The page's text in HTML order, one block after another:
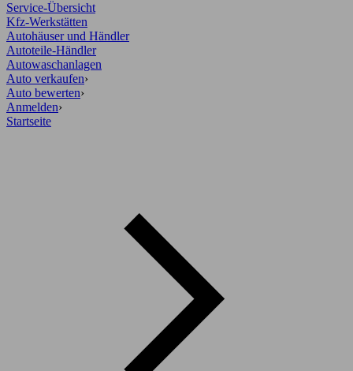
Service-Übersicht
Kfz-Werkstätten
Autohäuser und Händler
Autoteile-Händler
Autowaschanlagen
Auto verkaufen›
Auto bewerten›
Anmelden›
Startseite